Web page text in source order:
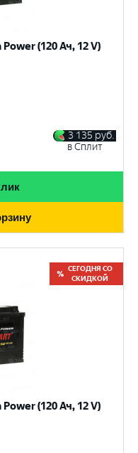
(120 Ач, 12 V)
3 135 руб.
в Сплит
СЕГОДНЯ СО
СКИДКОЙ
(120 Ач, 12 V)